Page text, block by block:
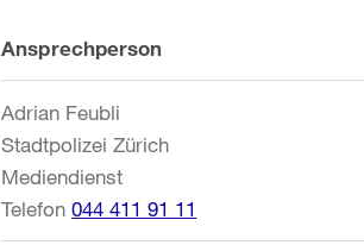
Weitere
Informationen
Ansprechperson
Adrian Feubli
Stadtpolizei Zürich
Mediendienst
Telefon 044 411 91 11